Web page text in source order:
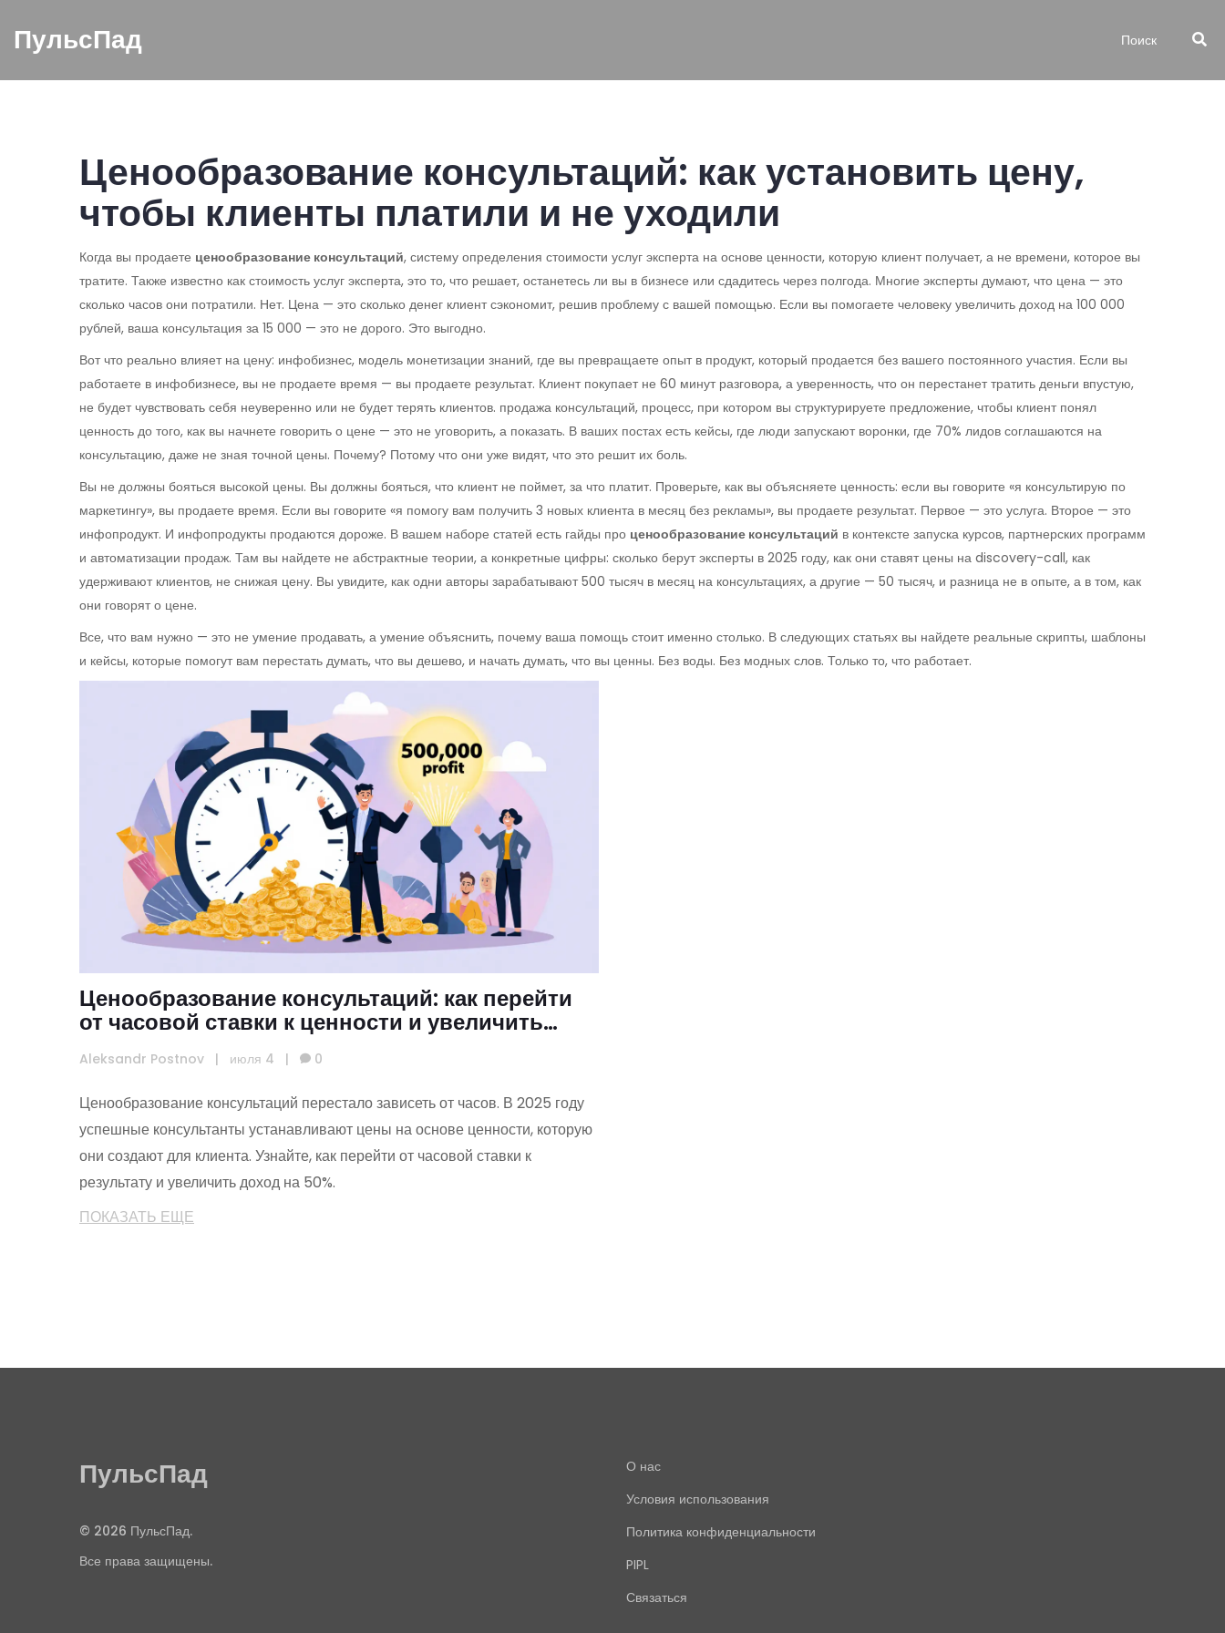
ПульсПад
Ценообразование консультаций: как установить цену,
чтобы клиенты платили и не уходили
Когда вы продаете ценообразование консультаций, систему определения стоимости услуг эксперта на основе ценности, которую клиент получает, а не времени, которое вы
тратите. Также известно как стоимость услуг эксперта, это то, что решает, останетесь ли вы в бизнесе или сдадитесь через полгода. Многие эксперты думают, что цена — это
сколько часов они потратили. Нет. Цена — это сколько денег клиент сэкономит, решив проблему с вашей помощью. Если вы помогаете человеку увеличить доход на 100 000
рублей, ваша консультация за 15 000 — это не дорого. Это выгодно.
Вот что реально влияет на цену: инфобизнес, модель монетизации знаний, где вы превращаете опыт в продукт, который продается без вашего постоянного участия. Если вы
работаете в инфобизнесе, вы не продаете время — вы продаете результат. Клиент покупает не 60 минут разговора, а уверенность, что он перестанет тратить деньги впустую,
не будет чувствовать себя неуверенно или не будет терять клиентов. продажа консультаций, процесс, при котором вы структурируете предложение, чтобы клиент понял
ценность до того, как вы начнете говорить о цене — это не уговорить, а показать. В ваших постах есть кейсы, где люди запускают воронки, где 70% лидов соглашаются на
консультацию, даже не зная точной цены. Почему? Потому что они уже видят, что это решит их боль.
Вы не должны бояться высокой цены. Вы должны бояться, что клиент не поймет, за что платит. Проверьте, как вы объясняете ценность: если вы говорите «я консультирую по
маркетингу», вы продаете время. Если вы говорите «я помогу вам получить 3 новых клиента в месяц без рекламы», вы продаете результат. Первое — это услуга. Второе — это
инфопродукт. И инфопродукты продаются дороже. В вашем наборе статей есть гайды про ценообразование консультаций в контексте запуска курсов, партнерских программ
и автоматизации продаж. Там вы найдете не абстрактные теории, а конкретные цифры: сколько берут эксперты в 2025 году, как они ставят цены на discovery-call, как
удерживают клиентов, не снижая цену. Вы увидите, как одни авторы зарабатывают 500 тысяч в месяц на консультациях, а другие — 50 тысяч, и разница не в опыте, а в том, как
они говорят о цене.
Все, что вам нужно — это не умение продавать, а умение объяснить, почему ваша помощь стоит именно столько. В следующих статьях вы найдете реальные скрипты, шаблоны
и кейсы, которые помогут вам перестать думать, что вы дешево, и начать думать, что вы ценны. Без воды. Без модных слов. Только то, что работает.
Ценообразование консультаций: как перейти
от часовой ставки к ценности и увеличить
доход на 50%
Aleksandr Postnov | июля 4 | 0
Ценообразование консультаций перестало зависеть от часов. В 2025 году
успешные консультанты устанавливают цены на основе ценности, которую
они создают для клиента. Узнайте, как перейти от часовой ставки к
результату и увеличить доход на 50%.
ПОКАЗАТЬ ЕЩЕ
ПульсПад
© 2026 ПульсПад.
Все права защищены.
О нас
Условия использования
Политика конфиденциальности
PIPL
Связаться